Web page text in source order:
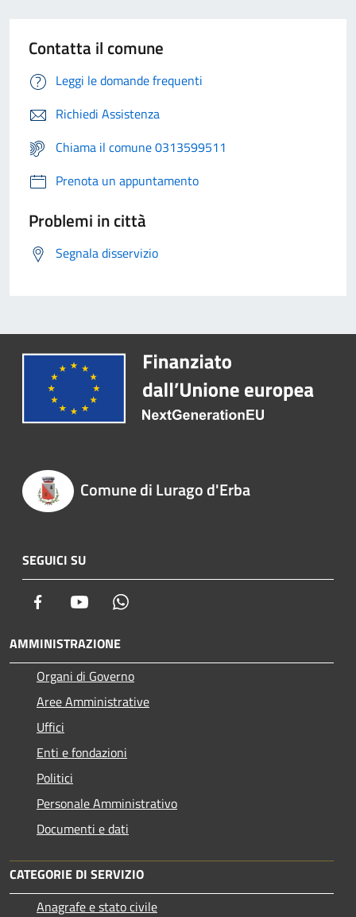
Contatta il comune
Leggi le domande frequenti
Richiedi Assistenza
Chiama il comune 0313599511
Prenota un appuntamento
Problemi in città
Segnala disservizio
Comune di Lurago d'Erba
SEGUICI SU
Facebook Youtube
AMMINISTRAZIONE
Organi di Governo
Aree Amministrative
Uffici
Enti e fondazioni
Politici
Personale Amministrativo
Documenti e dati
CATEGORIE DI SERVIZIO
Anagrafe e stato civile